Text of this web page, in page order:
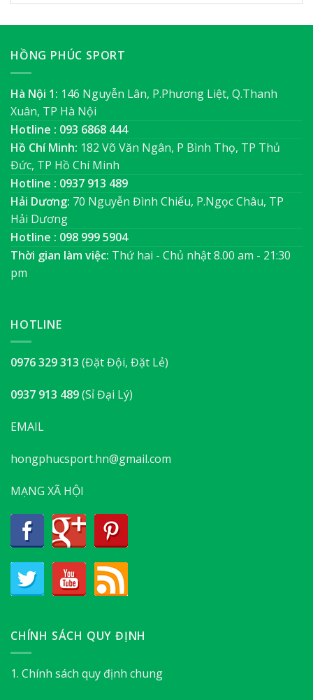
HỒNG PHÚC SPORT
Hà Nội 1: 146 Nguyễn Lân, P.Phương Liệt, Q.Thanh
Xuân, TP Hà Nội
Hotline : 093 6868 444
Hồ Chí Minh: 182 Võ Văn Ngân, P Bình Thọ, TP Thủ
Đức, TP Hồ Chí Minh
Hotline : 0937 913 489
Hải Dương: 70 Nguyễn Đình Chiểu, P.Ngọc Châu, TP
Hải Dương
Hotline : 098 999 5904
Thời gian làm việc: Thứ hai - Chủ nhật 8.00 am - 21:30
pm
HOTLINE
0976 329 313 (Đặt Đội, Đặt Lẻ)
0937 913 489(Sỉ Đại Lý)
EMAIL
hongphucsport.hn@gmail.com
MẠNG XÃ HỘI
CHÍNH SÁCH QUY ĐỊNH
1. Chính sách quy định chung